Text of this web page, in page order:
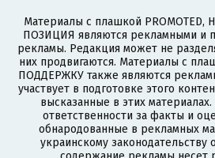
Материалы с плашкой
ПОЗИЦИЯ являются рекламными и
рекламы. Редакция может не
них продвигаются. Материалы с
ПОДДЕРЖКУ также являются
участвует в подготовке этого
высказанные в этих
ответственности за факты и
обнародованные в рекламных
украинскому законодательству